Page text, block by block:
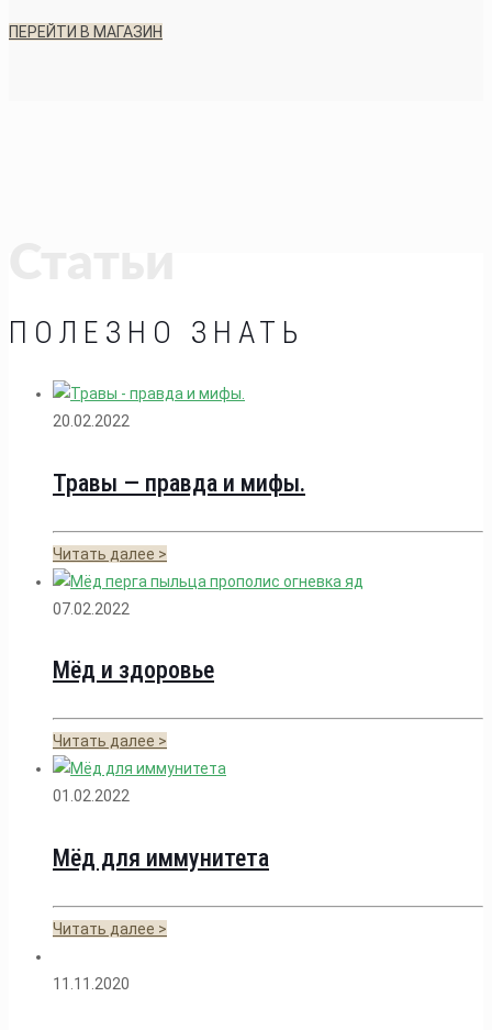
ПЕРЕЙТИ В МАГАЗИН
ПОЛЕЗНО ЗНАТЬ
20.02.2022
Травы — правда и мифы.
Читать далее >
07.02.2022
Мёд и здоровье
Читать далее >
01.02.2022
Мёд для иммунитета
Читать далее >
11.11.2020